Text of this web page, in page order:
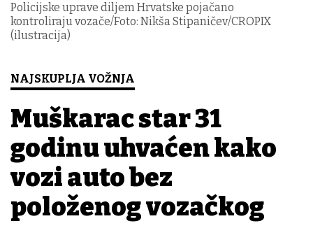
Policijske uprave diljem Hrvatske pojačano
kontroliraju vozače/Foto: Nikša Stipaničev/CROPIX
(ilustracija)
NAJSKUPLJA VOŽNJA
Muškarac star 31
godinu uhvaćen kako
vozi auto bez
položenog vozačkog